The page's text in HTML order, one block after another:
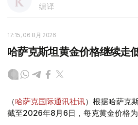
编译
17:15, 06 8月 2026
哈萨克斯坦黄金价格继续走
（哈萨克国际通讯社讯）根据哈萨克
截至2026年8月6日，每克黄金价格为